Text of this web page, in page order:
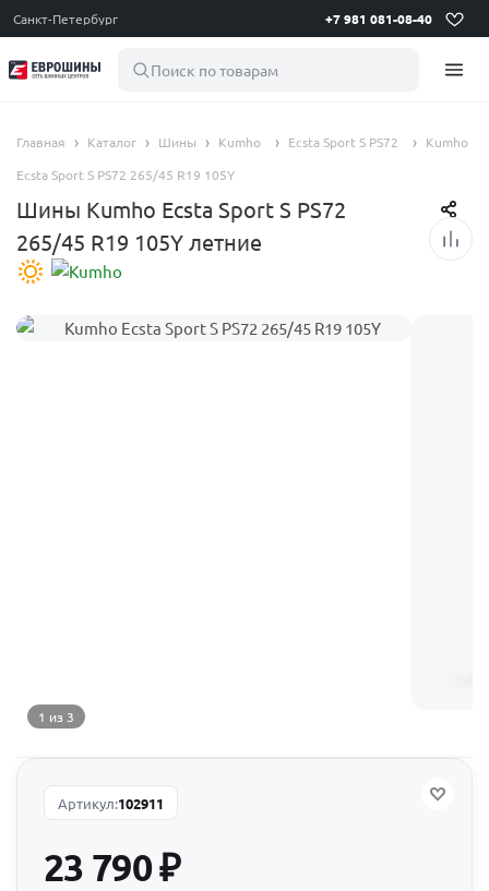
Санкт-Петербург +7 981 081-08-40
Поиск по товарам
Главная Каталог Шины Kumho Ecsta Sport S PS72
Kumho
Ecsta Sport S PS72 265/45 R19 105Y
Шины Kumho Ecsta Sport S PS72
265/45 R19 105Y летние
1 из 3
Артикул:102911
23 790₽